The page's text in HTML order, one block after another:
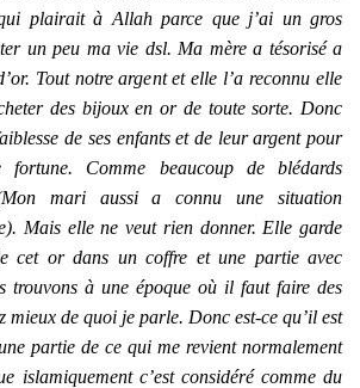
plairait à Allah parce que j’ai un gros
un peu ma vie dsl. Ma mère a tésorisé a
Tout notre argent et elle l’a reconnu elle
des bijoux en or de toute sorte. Donc
de ses enfants et de leur argent pour
Comme beaucoup de blédards
(Mon mari aussi a connu une situation
Mais elle ne veut rien donner. Elle garde
cet or dans un coffre et une partie avec
trouvons à une époque où il faut faire des
mieux de quoi je parle. Donc est-ce qu’il est
partie de ce qui me revient normalement
islamiquement c’est considéré comme du